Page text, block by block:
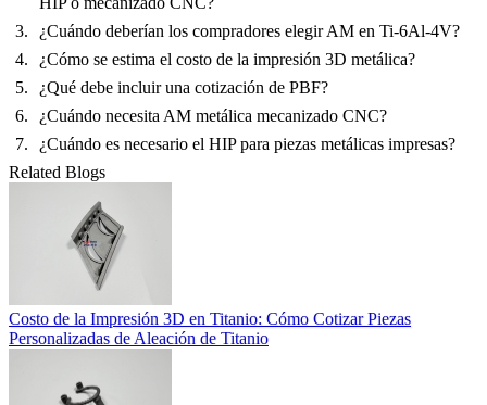
¿Cuándo deberían los compradores elegir AM en Ti-6Al-4V?
¿Cómo se estima el costo de la impresión 3D metálica?
¿Qué debe incluir una cotización de PBF?
¿Cuándo necesita AM metálica mecanizado CNC?
¿Cuándo es necesario el HIP para piezas metálicas impresas?
Related Blogs
Costo de la Impresión 3D en Titanio: Cómo Cotizar Piezas
Personalizadas de Aleación de Titanio